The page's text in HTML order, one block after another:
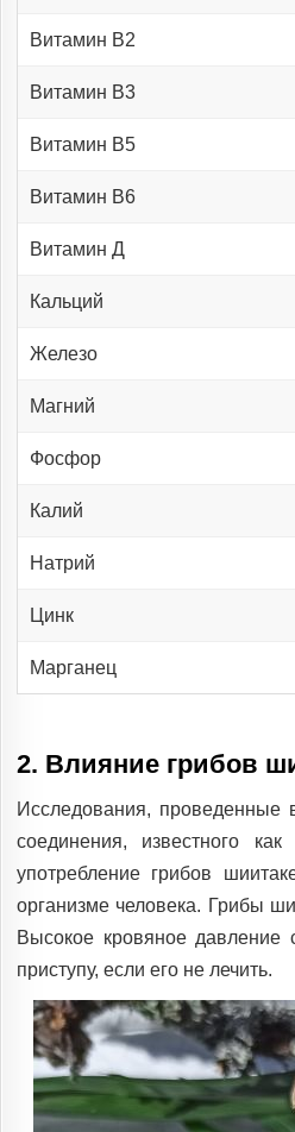
Витамин В2
Витамин В3
Витамин В5
Витамин В6
Витамин Д
Кальций
Железо
Магний
Фосфор
Калий
Натрий
Цинк
Марганец
2. Влияние грибов
Исследования, проведенные
соединения, известного
употребление грибов
организме человека. Грибы
Высокое кровяное давление
приступу, если его не лечить.